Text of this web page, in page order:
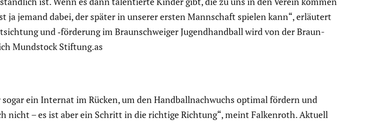
jemand dabei, der später in unserer ersten Mannschaft spielen kann“, erläutert
und ‑förderung im Braun­schweiger Jugend­hand­ball wird von der Braun­
Mundstock Stiftung.as
ein Internat im Rücken, um den Handball­nach­wuchs optimal fördern und
nicht – es ist aber ein Schritt in die richtige Richtung“, meint Falken­roth. Aktuell